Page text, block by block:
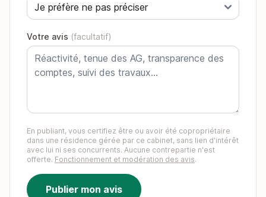
Votre avis (facultatif)
En publiant, vous certifiez être ou avoir été copropriétaire
dans une résidence gérée par ce cabinet, sans lien d'intérêt
avec lui ni ses concurrents. Aucune contrepartie n'est
offerte. Fonctionnement et modération des avis.
Publier mon avis